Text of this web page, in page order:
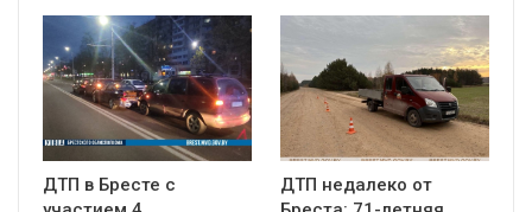
ДТП в Бресте с
ДТП недалеко от